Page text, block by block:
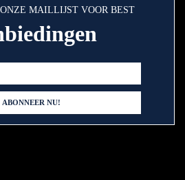
MAILLIJST VOOR BEST